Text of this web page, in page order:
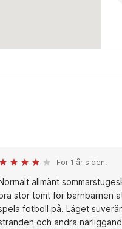
For 1 år siden.
allmänt
stor tomt för barnbarnen
fotboll på. Läget
och andra